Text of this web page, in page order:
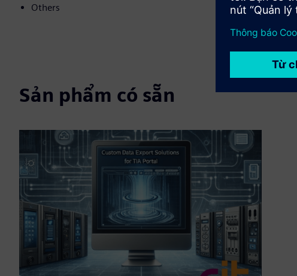
Others
Sản phẩm có sẵn